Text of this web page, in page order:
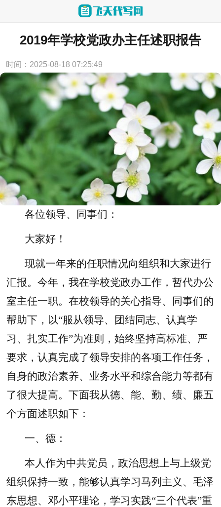
当前位置： 首页 > 述职报告
2019年学校党政办主任述职报告
时间：2025-08-18 07:25:49
各位领导、同事们：
大家好！
现就一年来的任职情况向组织和大家进行
汇报。今年，我在学校党政办工作，暂代办公
室主任一职。在校领导的关心指导、同事们的
帮助下，以“服从领导、团结同志、认真学
习、扎实工作”为准则，始终坚持高标准、严
要求，认真完成了领导安排的各项工作任务，
自身的政治素养、业务水平和综合能力等都有
了很大提高。下面我从德、能、勤、绩、廉五
个方面述职如下：
一、德：
本人作为中共党员，政治思想上与上级党
组织保持一致，能够认真学习马列主义、毛泽
东思想、邓小平理论，学习实践“三个代表”重